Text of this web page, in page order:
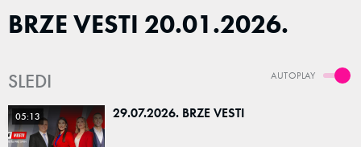
BRZE VESTI 20.01.2026.
AUTOPLAY
SLEDI
05:13 29.07.2026. BRZE VESTI